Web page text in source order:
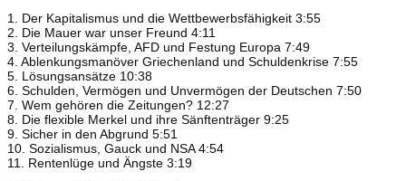
1. Der Kapitalismus und die Wettbewerbsfähigkeit 3:55
2. Die Mauer war unser Freund 4:11
3. Verteilungskämpfe, AFD und Festung Europa 7:49
4. Ablenkungsmanöver Griechenland und Schuldenkrise 7:55
5. Lösungsansätze 10:38
6. Schulden, Vermögen und Unvermögen der Deutschen 7:50
7. Wem gehören die Zeitungen? 12:27
8. Die flexible Merkel und ihre Sänftenträger 9:25
9. Sicher in den Abgrund 5:51
10. Sozialismus, Gauck und NSA 4:54
11. Rentenlüge und Ängste 3:19